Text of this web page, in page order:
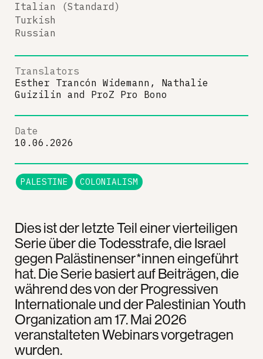
Dies ist der letzte Teil einer vierteiligen
Serie über die Todesstrafe, die Israel
gegen Palästinenser*innen eingeführt
hat. Die Serie basiert auf Beiträgen, die
während des von der Progressiven
Internationale und der Palestinian Youth
Organization am 17. Mai 2026
veranstalteten Webinars vorgetragen
wurden.
Italian (Standard)
Turkish
Russian
Translators
Esther Trancón Widemann, Nathalie
Guizilin and ProZ Pro Bono
Date
10.06.2026
PALESTINE COLONIALISM